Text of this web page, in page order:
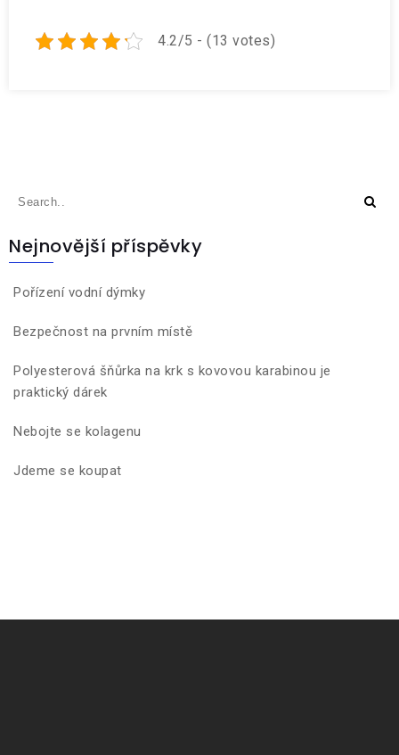
4.2/5 - (13 votes)
Nejnovější příspěvky
Pořízení vodní dýmky
Bezpečnost na prvním místě
Polyesterová šňůrka na krk s kovovou karabinou je
praktický dárek
Nebojte se kolagenu
Jdeme se koupat